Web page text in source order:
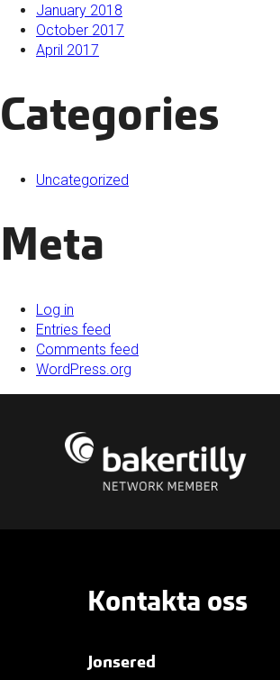
January 2018
October 2017
April 2017
Categories
Uncategorized
Meta
Log in
Entries feed
Comments feed
WordPress.org
Kontakta oss
Jonsered